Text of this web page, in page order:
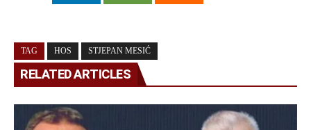
TAG HOS STJEPAN MESIĆ
RELATED ARTICLES